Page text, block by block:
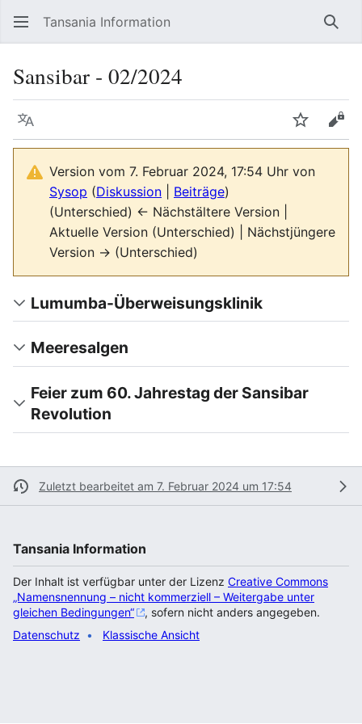
Tansania Information
Sansibar ‐ 02/2024
Sprache
Version vom 7. Februar 2024, 17:54 Uhr von
Sysop (Diskussion Beiträge)
(Unterschied) ← Nächstältere Version |
Aktuelle Version (Unterschied) | Nächstjüngere
Version → (Unterschied)
Lumumba-Überweisungsklinik
Meeresalgen
Feier zum 60. Jahrestag der Sansibar
Revolution
Zuletzt bearbeitet am 7. Februar 2024 um 17:54
Tansania Information
Der Inhalt ist verfügbar unter der Lizenz Creative Commons
„Namensnennung – nicht kommerziell – Weitergabe unter
gleichen Bedingungen“
, sofern nicht anders angegeben.
Datenschutz
Klassische Ansicht